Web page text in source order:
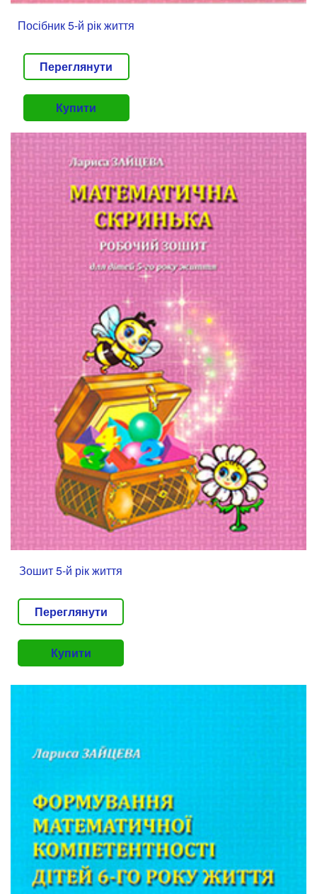
Посібник 5-й рік життя
Переглянути
Купити
Зошит 5-й рік життя
Переглянути
Купити